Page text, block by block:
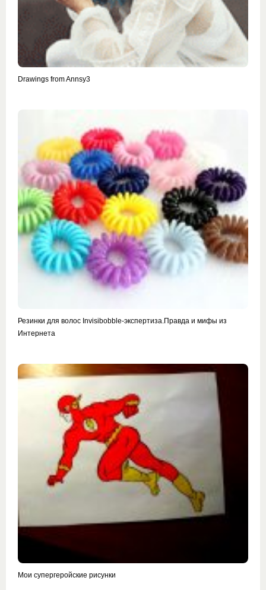
Drawings from Annsy3
Резинки для волос Invisibobble-экспертиза.Правда и мифы из
Интернета
Мои супергеройские рисунки